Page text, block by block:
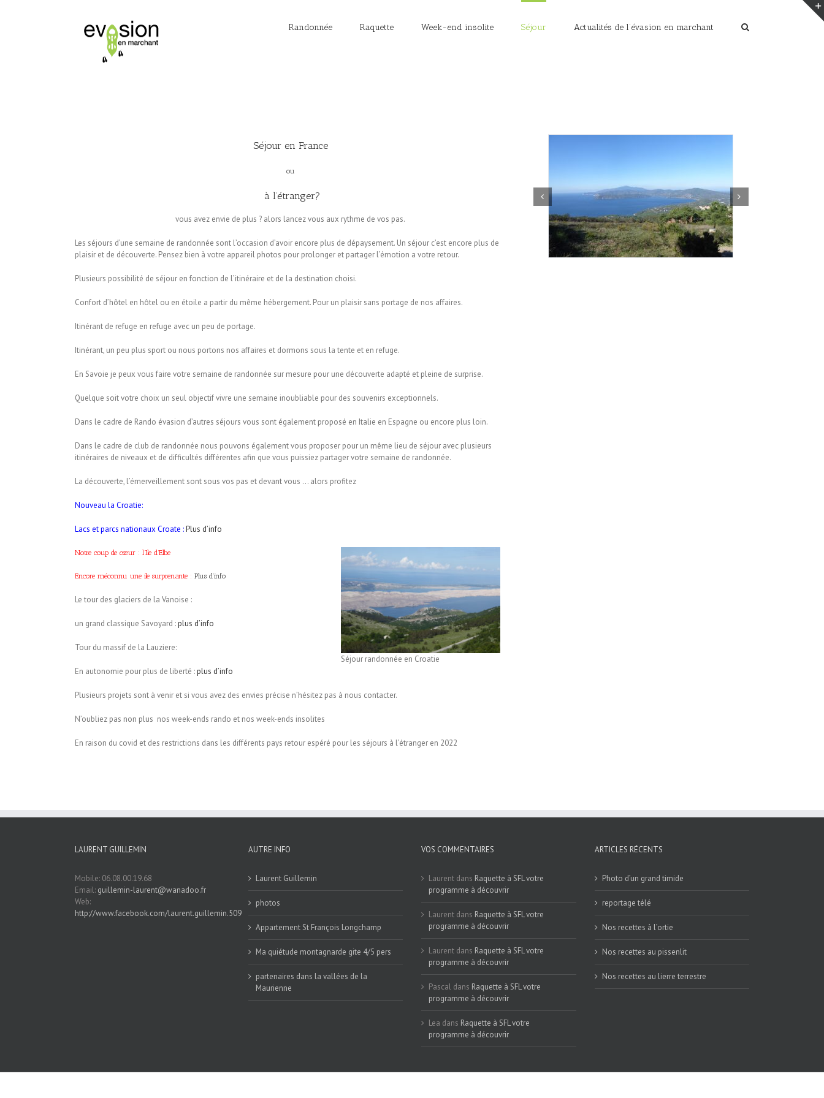
Randonnée Raquette Week-end insolite Séjour Actualités de l’évasion en marchant
Séjour en France
ou
à l’étranger?
vous avez envie de plus ? alors lancez vous aux rythme de vos pas.
Les séjours d’une semaine de randonnée sont l’occasion d’avoir encore plus de dépaysement. Un séjour c’est encore plus de
plaisir et de découverte. Pensez bien à votre appareil photos pour prolonger et partager l’émotion a votre retour.
Plusieurs possibilité de séjour en fonction de l’itinéraire et de la destination choisi.
Confort d’hôtel en hôtel ou en étoile a partir du même hébergement. Pour un plaisir sans portage de nos affaires.
Itinérant de refuge en refuge avec un peu de portage.
Itinérant, un peu plus sport ou nous portons nos affaires et dormons sous la tente et en refuge.
En Savoie je peux vous faire votre semaine de randonnée sur mesure pour une découverte adapté et pleine de surprise.
Quelque soit votre choix un seul objectif vivre une semaine inoubliable pour des souvenirs exceptionnels.
Dans le cadre de Rando évasion d’autres séjours vous sont également proposé en Italie en Espagne ou encore plus loin.
Dans le cadre de club de randonnée nous pouvons également vous proposer pour un même lieu de séjour avec plusieurs
itinéraires de niveaux et de difficultés différentes afin que vous puissiez partager votre semaine de randonnée.
La découverte, l’émerveillement sont sous vos pas et devant vous … alors profitez
Nouveau la Croatie:
Lacs et parcs nationaux Croate :Plus d’info
Séjour randonnée en Croatie
Notre coup de cœur : l’Ile d’Elbe
Encore méconnu une ile surprenante : Plus d’info
Le tour des glaciers de la Vanoise :
un grand classique Savoyard :plus d’info
Tour du massif de la Lauziere:
En autonomie pour plus de liberté :plus d’info
Plusieurs projets sont à venir et si vous avez des envies précise n’hésitez pas à nous contacter.
N’oubliez pas non plus nos week-ends rando et nos week-ends insolites
En raison du covid et des restrictions dans les différents pays retour espéré pour les séjours à l’étranger en 2022
LAURENT GUILLEMIN
Mobile: 06.08.00.19.68
Email: guillemin-laurent@wanadoo.fr
Web:
http://www.facebook.com/laurent.guillemin.509
AUTRE INFO
Laurent Guillemin
photos
Appartement St François Longchamp
Ma quiétude montagnarde gite 4/5 pers
partenaires dans la vallées de la
Maurienne
VOS COMMENTAIRES
Laurent dans Raquette à SFL votre
programme à découvrir
Laurent dans Raquette à SFL votre
programme à découvrir
Laurent dans Raquette à SFL votre
programme à découvrir
Pascal dans Raquette à SFL votre
programme à découvrir
Lea dans Raquette à SFL votre
programme à découvrir
ARTICLES RÉCENTS
Photo d’un grand timide
reportage télé
Nos recettes à l’ortie
Nos recettes au pissenlit
Nos recettes au lierre terrestre